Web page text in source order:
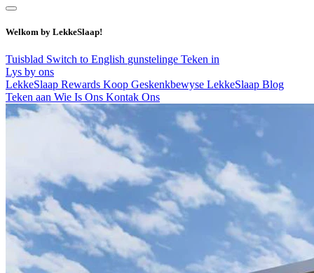
Welkom by LekkeSlaap!
Tuisblad Switch to English gunstelinge Teken in
Lys by ons
LekkeSlaap Rewards Koop Geskenkbewyse LekkeSlaap Blog
Teken aan Wie Is Ons Kontak Ons